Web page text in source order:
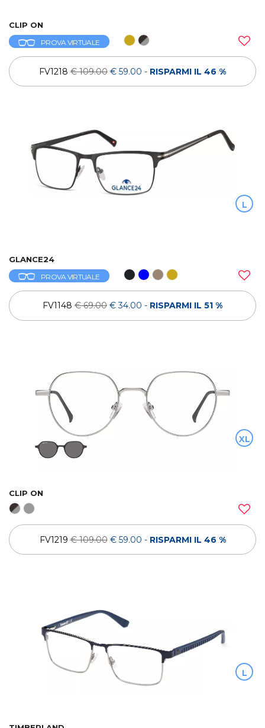
CLIP ON
PROVA VIRTUALE
FV1218 € 109.00 € 59.00 - RISPARMI IL 46 %
L
GLANCE24
PROVA VIRTUALE
FV1148 € 69.00 € 34.00 - RISPARMI IL 51 %
XL
CLIP ON
FV1219€ 109.00 € 59.00 - RISPARMI IL 46 %
L